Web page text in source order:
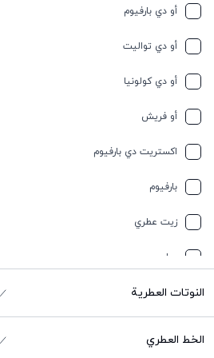
زهري
زهري أصفر
أو دي بارفيوم
أو دي تواليت
أو دي كولونيا
أو فريش
اكستريت دي بارفيوم
بارفيوم
زيت عطري
عطر
النوتات العطرية
الخط العطري